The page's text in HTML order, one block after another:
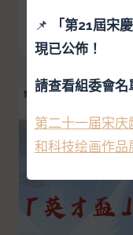
閱讀更多
📌 「 第21屆宋
現已公佈！
請查看組委會名
第二十一届宋
和科技绘画作品